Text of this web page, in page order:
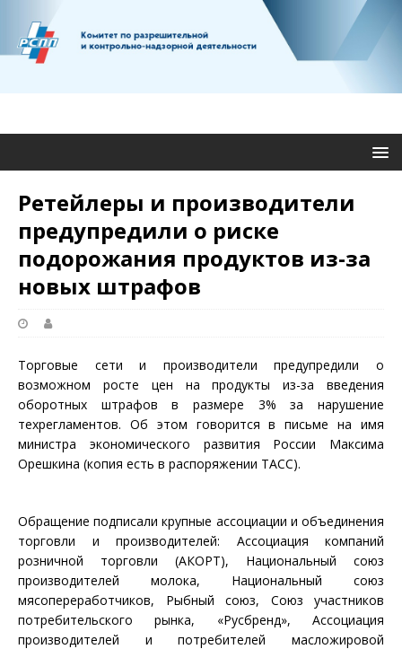
Ретейлеры и производители
предупредили о риске
подорожания продуктов из-за
новых штрафов
Торговые сети и производители предупредили о
возможном росте цен на продукты из-за введения
оборотных штрафов в размере 3% за нарушение
техрегламентов. Об этом говорится в письме на имя
министра экономического развития России Максима
Орешкина (копия есть в распоряжении ТАСС).
Обращение подписали крупные ассоциации и объединения
торговли и производителей: Ассоциация компаний
розничной торговли (АКОРТ), Национальный союз
производителей молока, Национальный союз
мясопереработчиков, Рыбный союз, Союз участников
потребительского рынка, «Русбренд», Ассоциация
производителей и потребителей масложировой